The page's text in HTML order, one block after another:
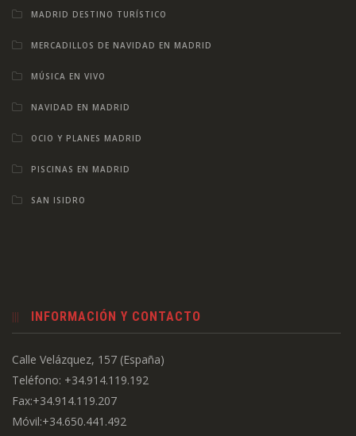
MADRID DESTINO TURÍSTICO
MERCADILLOS DE NAVIDAD EN MADRID
MÚSICA EN VIVO
NAVIDAD EN MADRID
OCIO Y PLANES MADRID
PISCINAS EN MADRID
SAN ISIDRO
INFORMACIÓN Y CONTACTO
Calle Velázquez, 157 (España)
Teléfono: +34.914.119.192
Fax:+34.914.119.207
Móvil:+34.650.441.492